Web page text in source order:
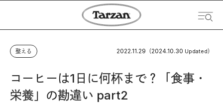
整える 2022.11.29 （2024.10.30 Updated）
コーヒーは1日に何杯まで？「食事・
栄養」の勘違い part2